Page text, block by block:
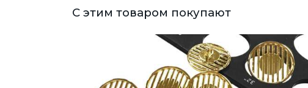
С этим товаром покупают